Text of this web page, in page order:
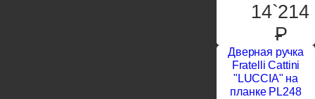
14`214
P
Дверная ручка
Fratelli Cattini
"LUCCIA" на
планке PL248